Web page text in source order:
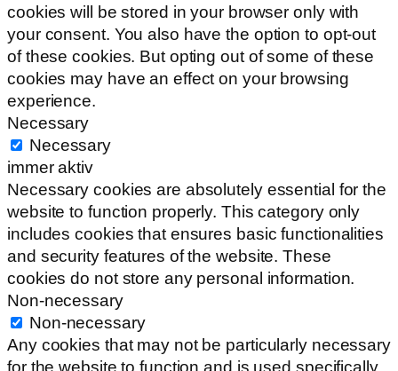
cookies will be stored in your browser only with
your consent. You also have the option to opt-out
of these cookies. But opting out of some of these
cookies may have an effect on your browsing
experience.
Necessary
Necessary
immer aktiv
Necessary cookies are absolutely essential for the
website to function properly. This category only
includes cookies that ensures basic functionalities
and security features of the website. These
cookies do not store any personal information.
Non-necessary
Non-necessary
Any cookies that may not be particularly necessary
for the website to function and is used specifically